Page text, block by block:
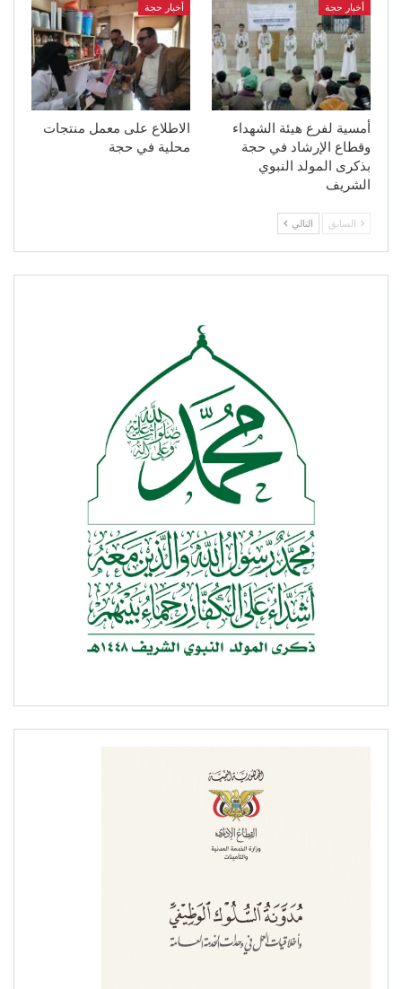
أخبار حجة
أمسية لفرع هيئة الشهداء
وقطاع الإرشاد في حجة
بذكرى المولد النبوي
الشريف
أخبار حجة
الاطلاع على معمل منتجات
محلية في حجة
السابق التالي